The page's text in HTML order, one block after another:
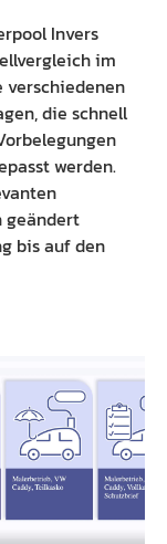
Invers
im
verschiedenen
die schnell
werden.
geändert
bis auf den